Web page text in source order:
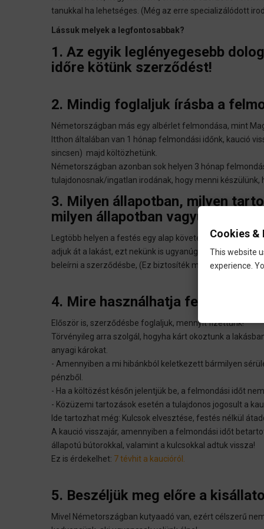
tanukkal ha lehetséges. (Még az erre specializálódott
Lássuk melyek a legfontosabbak?
1. Az egyik leglényegesebb
időre kötünk szerződést!
2. Mindig foglaljuk írásba a
Németországban más egy albérlet felmondása, mint
Itthon általában van 1 hónap felmondási időnk, kaució
sincsen) majd költözhetünk.
Németországban azonban sok helyen 3 hónap
tulajdonosnak/ingatlan irodának, hogy menni
3. Milyen állapotban, milyen
milyen állapotban vagyunk
Legtöbb helyen a festés egy alap követelmény. Ha
adjuk át a lakást, ezt nekünk is ugyanúgy kell
beleírni a szerződésbe, (Ez biztosíték mindkét félnek.
4. Mire használhatja fel a
Először is, szerződésbe foglaljuk, mennyit fizettünk!
Törvényileg arra szolgál, hogyha kárt okoztunk a
anyagi károkat.
- Amennyiben a mi hibánkból keletkezett bármilyen
pénzből.
- Ha a költözést későn jelentjük be, a felmondási időt
- Közüzemi tartozások esetén a tulajdonos jogosult a
Ide tartozhat még: Kulcsok elvesztése, festés nélkül
A kaució visszajár, amennyiben a felmondási időt
állapotú bútorokkal, valamint a kulcsokkal adtuk vissza!
Ez is érdekelhet: 7 tévhit a kaucióról.
5. Beszéljük meg előre a
Mivel Németországban kutyaadó van, ezért célszerű
Cookies &
This website
experience.